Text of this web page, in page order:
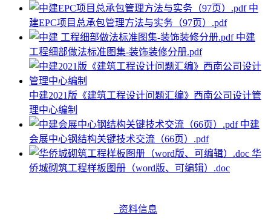
中
建EPC项目总承包管理方法与实务（97页）.pdf
中建
工程细部做法标准图集-装饰装修分册.pdf
中建2021版《建筑工程设计问题汇编》西南公司设计管
理中心编制
中建
会展中心钢结构关键技术交流（66页）.pdf
华
侨城砌筑工程样板图册（word版、可编辑）.doc
资料信息